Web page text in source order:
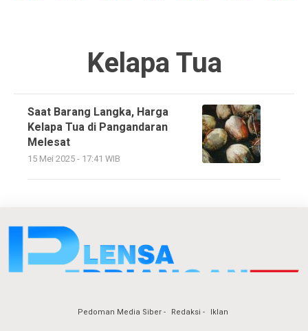
Kelapa Tua
Saat Barang Langka, Harga
Kelapa Tua di Pangandaran
Melesat
15 Mei 2025 - 17:41 WIB
Pedoman Media Siber Redaksi Iklan